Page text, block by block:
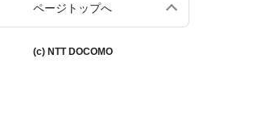
ページトップへ
(c) NTT DOCOMO